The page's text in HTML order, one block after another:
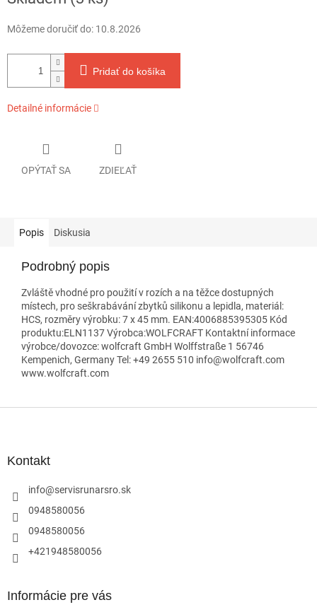
Môžeme doručiť do: 10.8.2026
Pridať do košíka
Detailné informácie
OPÝTAŤ SA ZDIEĽAŤ
Popis Diskusia
Podrobný popis
Zvláště vhodné pro použití v rozích a na těžce dostupných
místech, pro seškrabávání zbytků silikonu a lepidla, materiál:
HCS, rozměry výrobku: 7 x 45 mm. EAN:4006885395305 Kód
produktu:ELN1137 Výrobca:WOLFCRAFT Kontaktní informace
výrobce/dovozce: wolfcraft GmbH Wolffstraße 1 56746
Kempenich, Germany Tel: +49 2655 510 info@wolfcraft.com
www.wolfcraft.com
Kontakt
info@servisrunarsro.sk
0948580056
0948580056
+421948580056
Informácie pre vás